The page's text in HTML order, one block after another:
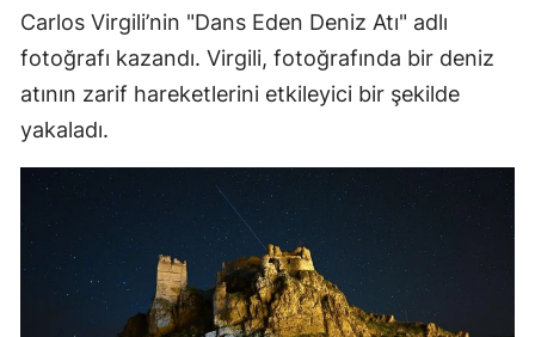
Carlos Virgili’nin "Dans Eden Deniz Atı" adlı
fotoğrafı kazandı. Virgili, fotoğrafında bir deniz
atının zarif hareketlerini etkileyici bir şekilde
yakaladı.